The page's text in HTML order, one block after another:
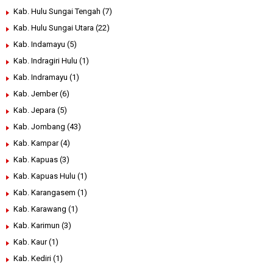
Kab. Hulu Sungai Tengah (7)
Kab. Hulu Sungai Utara (22)
Kab. Indamayu (5)
Kab. Indragiri Hulu (1)
Kab. Indramayu (1)
Kab. Jember (6)
Kab. Jepara (5)
Kab. Jombang (43)
Kab. Kampar (4)
Kab. Kapuas (3)
Kab. Kapuas Hulu (1)
Kab. Karangasem (1)
Kab. Karawang (1)
Kab. Karimun (3)
Kab. Kaur (1)
Kab. Kediri (1)